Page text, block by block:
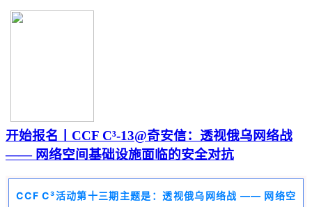
开始报名丨CCF C³-13@奇安信：透视俄乌网络战
—— 网络空间基础设施面临的安全对抗
CCF C³活动第十三期主题是：透视俄乌网络战 —— 网络空